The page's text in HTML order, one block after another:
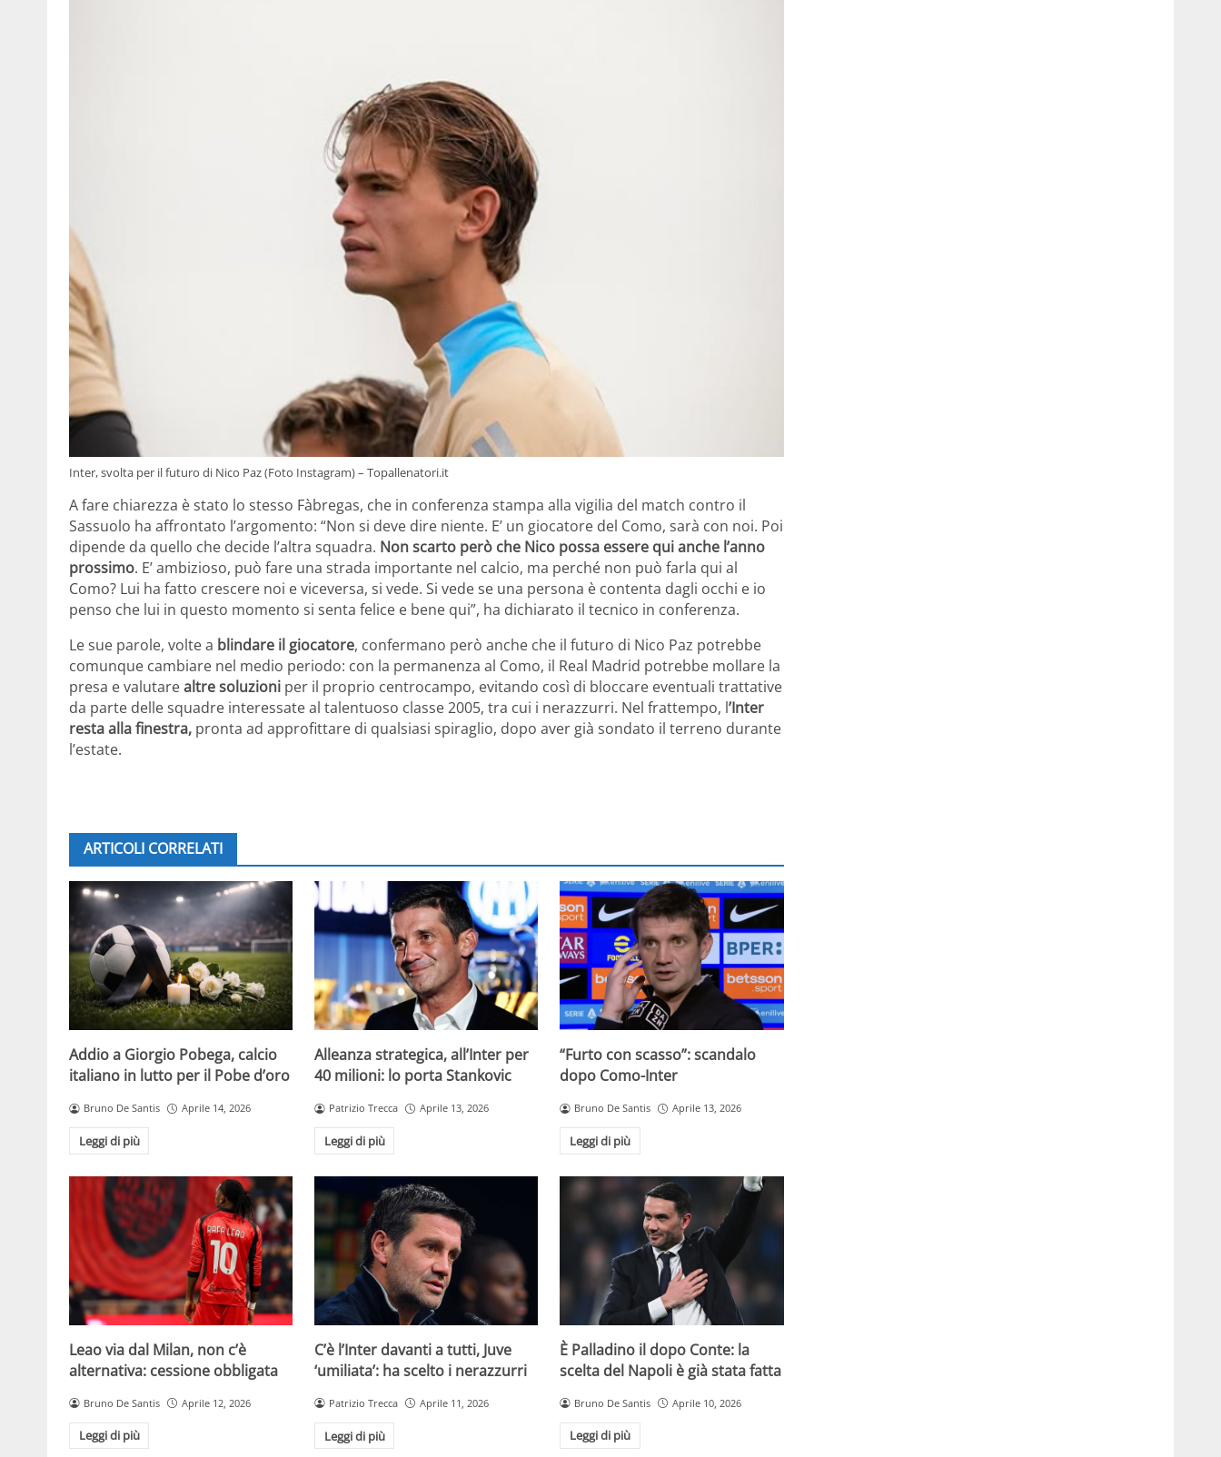
Inter, svolta per il futuro di Nico Paz (Foto Instagram) – Topallenatori.it
A fare chiarezza è stato lo stesso Fàbregas, che in conferenza stampa alla vigilia del match contro il
Sassuolo ha affrontato l’argomento: “Non si deve dire niente. E’ un giocatore del Como, sarà con noi. Poi
dipende da quello che decide l’altra squadra. Non scarto però che Nico possa essere qui anche l’anno
prossimo. E’ ambizioso, può fare una strada importante nel calcio, ma perché non può farla qui al
Como? Lui ha fatto crescere noi e viceversa, si vede. Si vede se una persona è contenta dagli occhi e io
penso che lui in questo momento si senta felice e bene qui”, ha dichiarato il tecnico in conferenza.
Le sue parole, volte a blindare il giocatore, confermano però anche che il futuro di Nico Paz potrebbe
comunque cambiare nel medio periodo: con la permanenza al Como, il Real Madrid potrebbe mollare la
presa e valutarealtre soluzioni per il proprio centrocampo, evitando così di bloccare eventuali trattative
da parte delle squadre interessate al talentuoso classe 2005, tra cui i nerazzurri. Nel frattempo, l’Inter
resta alla finestra, pronta ad approfittare di qualsiasi spiraglio, dopo aver già sondato il terreno durante
l’estate.
ARTICOLI CORRELATI
Addio a Giorgio Pobega, calcio
italiano in lutto per il Pobe d’oro
Bruno De Santis Aprile 14, 2026
Leggi di più
Alleanza strategica, all’Inter per
40 milioni: lo porta Stankovic
Patrizio Trecca Aprile 13, 2026
Leggi di più
“Furto con scasso”: scandalo
dopo Como-Inter
Bruno De Santis Aprile 13, 2026
Leggi di più
Leao via dal Milan, non c’è
alternativa: cessione obbligata
Bruno De Santis Aprile 12, 2026
Leggi di più
C’è l’Inter davanti a tutti, Juve
‘umiliata’: ha scelto i nerazzurri
Patrizio Trecca Aprile 11, 2026
Leggi di più
È Palladino il dopo Conte: la
scelta del Napoli è già stata fatta
Bruno De Santis Aprile 10, 2026
Leggi di più